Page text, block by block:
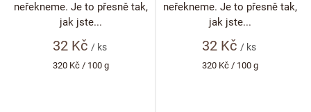
32 Kč/ ks
Měrná
320 Kč / 100 g
neřekneme. Je to přesně tak,
jak jste...
32 Kč / ks
Měrná
320 Kč / 100 g
neřekneme. Je to přesně tak,
jak jste...